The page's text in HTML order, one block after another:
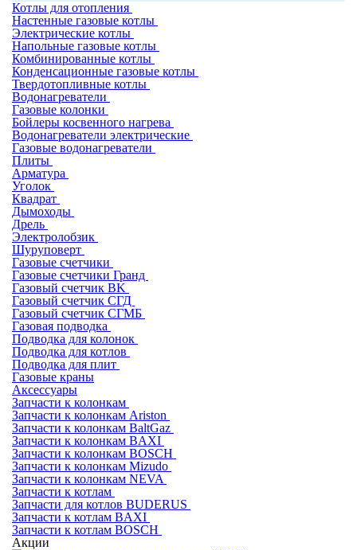
Котлы для отопления
Настенные газовые котлы
Электрические котлы
Напольные газовые котлы
Комбинированные котлы
Конденсационные газовые котлы
Твердотопливные котлы
Водонагреватели
Газовые колонки
Бойлеры косвенного нагрева
Водонагреватели электрические
Газовые водонагреватели
Плиты
Арматура
Уголок
Квадрат
Дымоходы
Дрель
Электролобзик
Шуруповерт
Газовые счетчики
Газовые счетчики Гранд
Газовый счетчик BK
Газовый счетчик СГД
Газовый счетчик СГМБ
Газовая подводка
Подводка для колонок
Подводка для котлов
Подводка для плит
Газовые краны
Аксессуары
Запчасти к колонкам
Запчасти к колонкам Ariston
Запчасти к колонкам BaltGaz
Запчасти к колонкам BAXI
Запчасти к колонкам BOSCH
Запчасти к колонкам Mizudo
Запчасти к колонкам NEVA
Запчасти к котлам
Запчасти для котлов BUDERUS
Запчасти к котлам BAXI
Запчасти к котлам BOSCH
Акции